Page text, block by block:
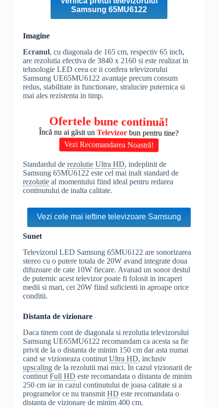
Samsung 65MU6122
Imagine
Ecranul, cu diagonala de 165 cm, respectiv 65 inch,
are rezolutia efectiva de 3840 x 2160 si este realizat in
tehnologie LED ceea ce ii confera televizorului
Samsung UE65MU6122 avantaje precum consum
redus, stabilitate in functionare, stralucire puternica si
mai ales rezistenta in timp.
Ofertele bune continuă!
Încă nu ai găsit unTelevizorbun pentru tine?
Vezi Recomandarea Noastră!
Standardul de rezolutie Ultra HD, indeplinit de
Samsung 65MU6122 este cel mai inalt standard de
rezolutieal momentului fiind ideal pentru redarea
continutului de inalta calitate.
Vezi cele mai ieftine televizoare Samsung
Sunet
Televizorul LED Samsung 65MU6122 are sonorizarea
stereo cu o putere totala de 20W avand integrate doua
difuzoare de cate 10W fiecare. Avanad un sonor destul
de puternic acest televizor poate fi folosit in incaperi
medii si mari, cei 20W fiind suficienti in aproape orice
conditii.
Distanta de vizionare
Daca tinem cont de diagonala si rezolutia televizorului
Samsung UE65MU6122 recomandam ca acesta sa fie
privit de la o distanta de minim 150 cm dar asta numai
cand se vizioneaza continut Ultra HD, inclusiv
upscalingde la rezolutii mai mici. In cazul vizionarii de
continut Full HD este recomandata o distanta de minim
250 cm iar in cazul continutului de joasa calitate si a
programelor ce nu transmit HD este recomandata o
distanta de vizionare de minim 400 cm.